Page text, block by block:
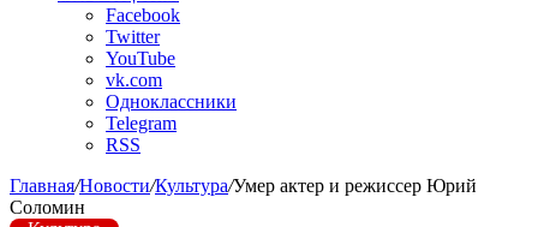
Facebook
Twitter
YouTube
vk.com
Одноклассники
Telegram
RSS
Главная/Новости/Культура/Умер актер и режиссер Юрий
Соломин